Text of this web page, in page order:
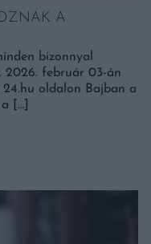
A
bizonnyal
2026. február 03-án
oldalon Bajban a
[…]